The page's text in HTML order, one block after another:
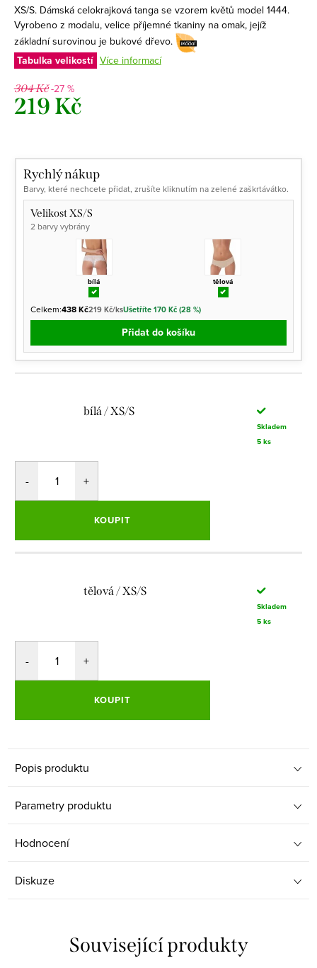
XS/S. Dámská celokrajková tanga se vzorem květů model 1444.
Vyrobeno z modalu, velice příjemné tkaniny na omak, jejíž
základní surovinou je bukové dřevo.
Tabulka velikostí Více informací
304 Kč-27 %
219 Kč
Rychlý nákup
Barvy, které nechcete přidat, zrušíte kliknutím na zelené zaškrtávátko.
Velikost XS/S
2 barvy vybrány
bílá tělová
Celkem:438 Kč219 Kč/ksUšetříte 170 Kč (28 %)
Přidat do košíku
bílá / XS/S
Skladem
5 ks
KOUPIT
tělová / XS/S
Skladem
5 ks
KOUPIT
Popis produktu
Parametry produktu
Hodnocení
Diskuze
Související produkty